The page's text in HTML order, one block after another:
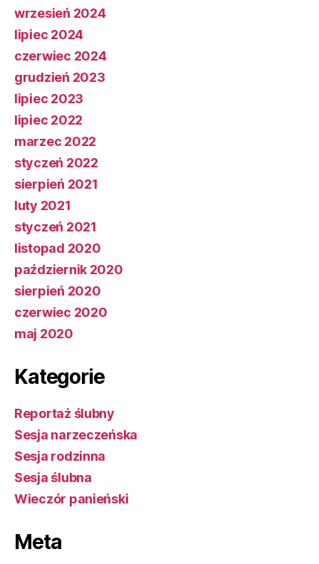
wrzesień 2024
lipiec 2024
czerwiec 2024
grudzień 2023
lipiec 2023
lipiec 2022
marzec 2022
styczeń 2022
sierpień 2021
luty 2021
styczeń 2021
listopad 2020
październik 2020
sierpień 2020
czerwiec 2020
maj 2020
Kategorie
Reportaż ślubny
Sesja narzeczeńska
Sesja rodzinna
Sesja ślubna
Wieczór panieński
Meta